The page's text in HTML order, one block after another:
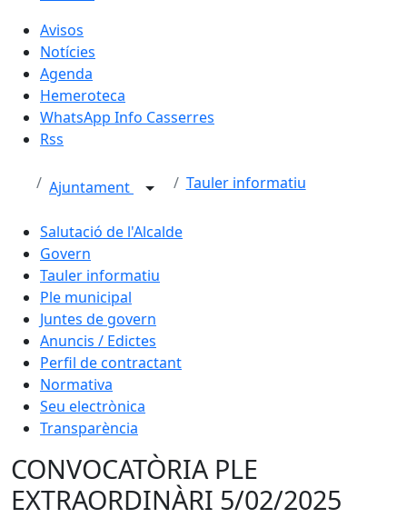
Avisos
Notícies
Agenda
Hemeroteca
WhatsApp Info Casserres
Rss
Ajuntament Tauler informatiu
Salutació de l'Alcalde
Govern
Tauler informatiu
Ple municipal
Juntes de govern
Anuncis / Edictes
Perfil de contractant
Normativa
Seu electrònica
Transparència
CONVOCATÒRIA PLE
EXTRAORDINÀRI 5/02/2025